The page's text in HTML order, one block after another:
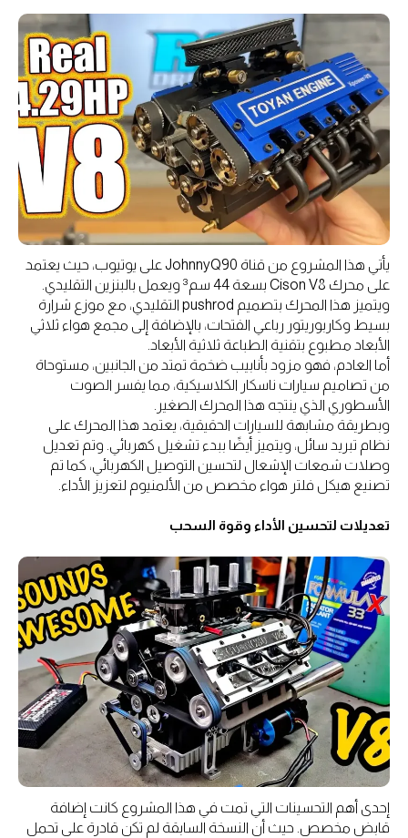
يأتي هذا المشروع من قناة JohnnyQ90 على يوتيوب، حيث يعتمد
على محرك Cison V8 بسعة 44 سم³ ويعمل بالبنزين التقليدي.
ويتميز هذا المحرك بتصميم pushrod التقليدي، مع موزع شرارة
بسيط وكاربوريتور رباعي الفتحات، بالإضافة إلى مجمع هواء ثلاثي
الأبعاد مطبوع بتقنية الطباعة ثلاثية الأبعاد.
أما العادم، فهو مزود بأنابيب ضخمة تمتد من الجانبين، مستوحاة
من تصاميم سيارات ناسكار الكلاسيكية، مما يفسر الصوت
الأسطوري الذي ينتجه هذا المحرك الصغير.
وبطريقة مشابهة للسيارات الحقيقية، يعتمد هذا المحرك على
نظام تبريد سائل، ويتميز أيضًا ببدء تشغيل كهربائي. وتم تعديل
وصلات شمعات الإشعال لتحسين التوصيل الكهربائي، كما تم
تصنيع هيكل فلتر هواء مخصص من الألمنيوم لتعزيز الأداء.
تعديلات لتحسين الأداء وقوة السحب
إحدى أهم التحسينات التي تمت في هذا المشروع كانت إضافة
قابض مخصص. حيث أن النسخة السابقة لم تكن قادرة على تحمل